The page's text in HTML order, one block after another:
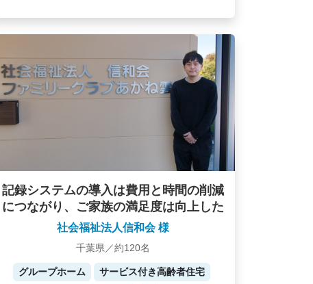
記録システムの導入は費用と時間の削減
につながり、ご家族の満足度は向上した
社会福祉法人信和会 様
千葉県／約120名
グループホーム
サービス付き高齢者住宅